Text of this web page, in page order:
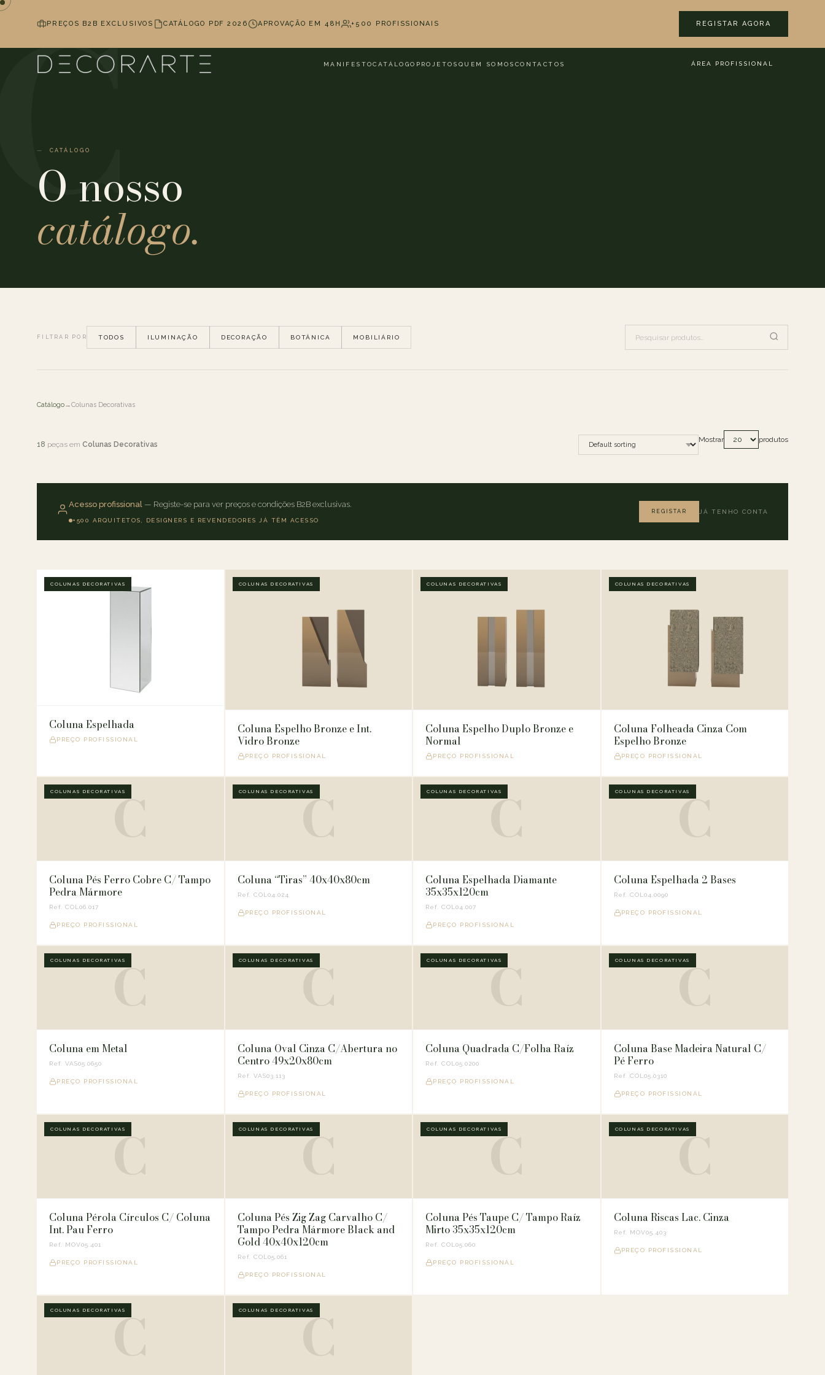
MANIFESTOCATÁLOGO PROJETOS QUEM SOMOS CONTACTOS ÁREA PROFISSIONAL
PREÇOS B2B EXCLUSIVOS CATÁLOGO PDF 2026 APROVAÇÃO EM 48H +500 PROFISSIONAIS REGISTAR AGORA
CATÁLOGO
O nosso
catálogo.
FILTRAR POR TODOS ILUMINAÇÃO DECORAÇÃO BOTÂNICA MOBILIÁRIO
Catálogo→Colunas Decorativas
18 peças em Colunas Decorativas
Mostrar produtos
Acesso profissional — Registe-se para ver preços e condições B2B exclusivas.
+500 ARQUITETOS, DESIGNERS E REVENDEDORES JÁ TÊM ACESSO
REGISTAR JÁ TENHO CONTA
COLUNAS DECORATIVAS
Coluna Espelhada
PREÇO PROFISSIONAL
COLUNAS DECORATIVAS
Coluna Espelho Bronze e Int.
Vidro Bronze
PREÇO PROFISSIONAL
COLUNAS DECORATIVAS
Coluna Espelho Duplo Bronze e
Normal
PREÇO PROFISSIONAL
COLUNAS DECORATIVAS
Coluna Folheada Cinza Com
Espelho Bronze
PREÇO PROFISSIONAL
C
COLUNAS DECORATIVAS
Coluna Pés Ferro Cobre C/ Tampo
Pedra Mármore
Ref. COL06.017
PREÇO PROFISSIONAL
C
COLUNAS DECORATIVAS
Coluna “Tiras” 40x40x80cm
Ref. COL04.024
PREÇO PROFISSIONAL
C
COLUNAS DECORATIVAS
Coluna Espelhada Diamante
35x35x120cm
Ref. COL04.007
PREÇO PROFISSIONAL
C
COLUNAS DECORATIVAS
Coluna Espelhada 2 Bases
Ref. COL04.0090
PREÇO PROFISSIONAL
C
COLUNAS DECORATIVAS
Coluna em Metal
Ref. VAS05.0650
PREÇO PROFISSIONAL
C
COLUNAS DECORATIVAS
Coluna Oval Cinza C/Abertura no
Centro 49x20x80cm
Ref. VAS03.113
PREÇO PROFISSIONAL
C
COLUNAS DECORATIVAS
Coluna Quadrada C/Folha Raíz
Ref. COL05.0200
PREÇO PROFISSIONAL
C
COLUNAS DECORATIVAS
Coluna Base Madeira Natural C/
Pé Ferro
Ref. COL05.0310
PREÇO PROFISSIONAL
C
COLUNAS DECORATIVAS
Coluna Pérola Círculos C/ Coluna
Int. Pau Ferro
Ref. MOV05.401
PREÇO PROFISSIONAL
C
COLUNAS DECORATIVAS
Coluna Pés Zig Zag Carvalho C/
Tampo Pedra Mármore Black and
Gold 40x40x120cm
Ref. COL05.061
PREÇO PROFISSIONAL
C
COLUNAS DECORATIVAS
Coluna Pés Taupe C/ Tampo Raíz
Mirto 35x35x120cm
Ref. COL05.060
PREÇO PROFISSIONAL
C
COLUNAS DECORATIVAS
Coluna Riscas Lac. Cinza
Ref. MOV05.403
PREÇO PROFISSIONAL
C
COLUNAS DECORATIVAS C
COLUNAS DECORATIVAS